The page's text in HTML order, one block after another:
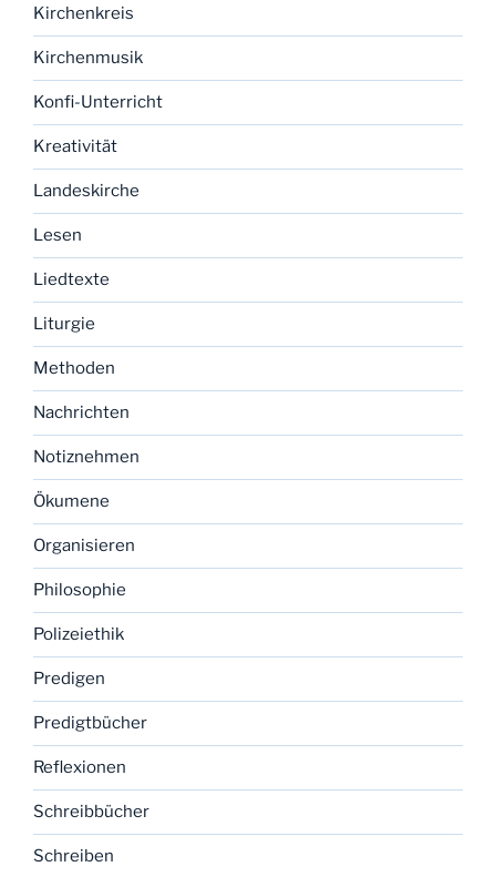
Kirchenkreis
Kirchenmusik
Konfi-Unterricht
Kreativität
Landeskirche
Lesen
Liedtexte
Liturgie
Methoden
Nachrichten
Notiznehmen
Ökumene
Organisieren
Philosophie
Polizeiethik
Predigen
Predigtbücher
Reflexionen
Schreibbücher
Schreiben